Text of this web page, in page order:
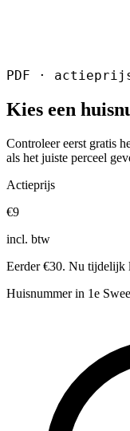
PDF ·
Kies een
Controleer eerst gratis
als het juiste perceel
Actieprijs
€9
incl. btw
Eerder €30. Nu tijdelijk
Huisnummer in 1e